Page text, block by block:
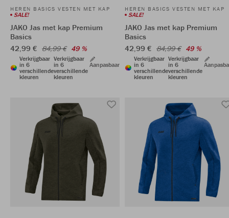
HEREN BASICS VESTEN MET KAP
SALE!
JAKO Jas met kap Premium
Basics
42,99 € 84,99 € 49 %
Verkrijgbaar
in 6
verschillende
kleuren
Verkrijgbaar
in 6
verschillende
kleuren
Aanpasbaar
HEREN BASICS VESTEN MET KAP
SALE!
JAKO Jas met kap Premium
Basics
42,99 € 84,99 € 49 %
Verkrijgbaar
in 6
verschillende
kleuren
Verkrijgbaar
in 6
verschillende
kleuren